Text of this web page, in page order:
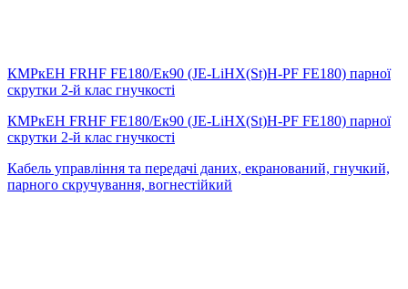
КМРкЕН FRHF FE180/Eк90 (JE-LiHX(St)H-PF FE180) парної
скрутки 2-й клас гнучкості
КМРкЕН FRHF FE180/Eк90 (JE-LiHX(St)H-PF FE180) парної
скрутки 2-й клас гнучкості
Кабель управління та передачі даних, екранований, гнучкий,
парного скручування, вогнестійкий